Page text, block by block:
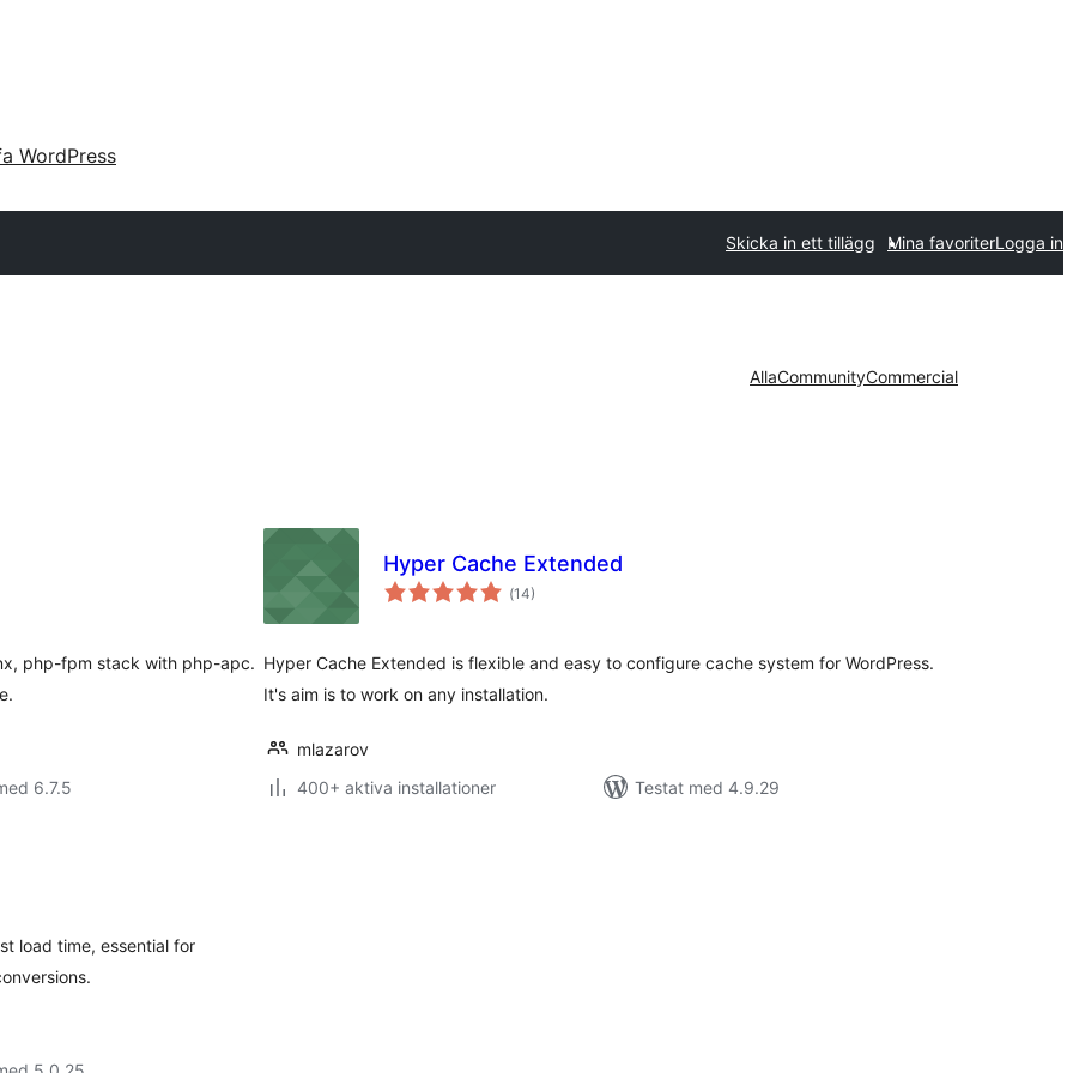
WordPress
Skicka in ett tillägg Mina favoriterLogga in
AllaCommunityCommercial
php-fpm stack with php-apc.
6.7.5
Hyper Cache Extended
(Totalt
antal
14)
Hyper Cache Extended is flexible and easy to configure cache system for WordPress.
It's aim is to work on any installation.
mlazarov
400+ aktiva installationer
Testat med 4.9.29
load time, essential for